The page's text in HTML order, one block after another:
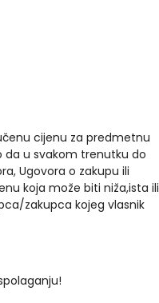
cijenu za predmetnu
da u svakom trenutku do
Ugovora o zakupu ili
koja može biti niža,ista ili
zakupca kojeg vlasnik